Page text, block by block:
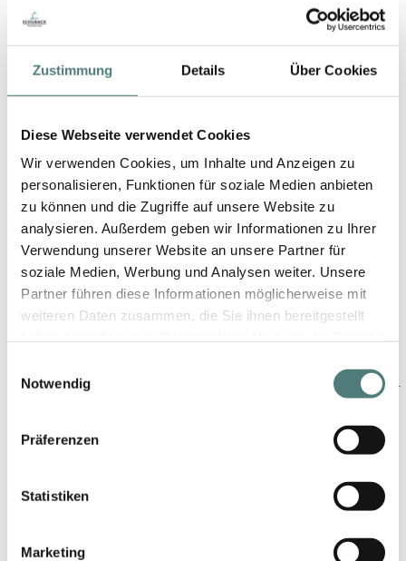
Zustimmung Details Über Cookies
Diese Webseite verwendet Cookies
Wir verwenden Cookies, um Inhalte und Anzeigen zu
personalisieren, Funktionen für soziale Medien anbieten
zu können und die Zugriffe auf unsere Website zu
analysieren. Außerdem geben wir Informationen zu Ihrer
Verwendung unserer Website an unsere Partner für
soziale Medien, Werbung und Analysen weiter. Unsere
Partner führen diese Informationen möglicherweise mit
weiteren Daten zusammen, die Sie ihnen bereitgestellt
Notwendig
Präferenzen
Statistiken
Marketing
YBPN-Partner
Schön folgen
Shop